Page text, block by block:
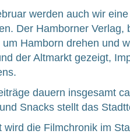
wer­den auch wir
Der Ham­bor­ner
Ham­born dre­hen und
der Alt­markt gezeigt,
dau­ern ins­ge­samt
Snacks stellt das
wird die Film­chro­nik im